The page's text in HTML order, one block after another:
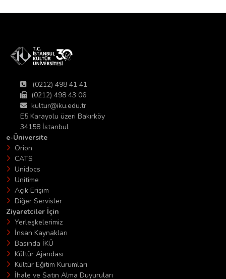
(0212) 498 41 41
(0212) 498 43 06
kultur@iku.edu.tr
E5 Karayolu üzeri Bakırköy
34158 İstanbul
e-Üniversite
Orion
CATS
Unidocs
Unitime
Açık Erişim
Diğer Servisler
Ziyaretciler İçin
Yerleşkelerimiz
İnsan Kaynakları
Basında İKÜ
Kültür Ajandası
Kültür Eğitim Kurumları
İhale ve Satın Alma Duyuruları